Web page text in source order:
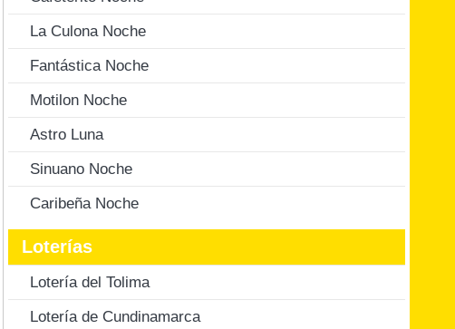
La Culona Noche
Fantástica Noche
Motilon Noche
Astro Luna
Sinuano Noche
Caribeña Noche
Loterías
Lotería del Tolima
Lotería de Cundinamarca